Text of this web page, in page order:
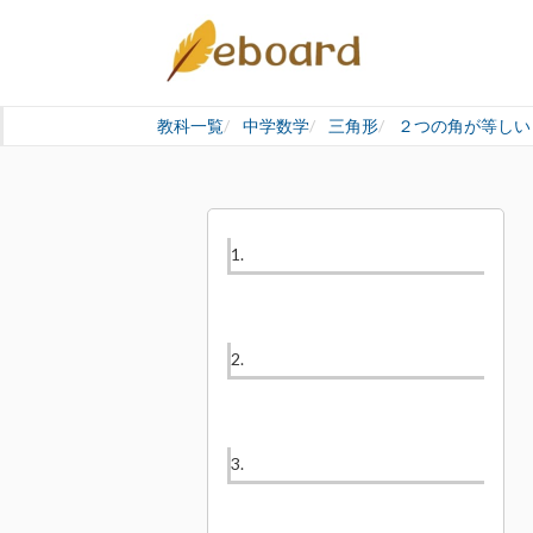
教科一覧 中学数学 三角形 ２つの角が等しい
1.
2.
3.